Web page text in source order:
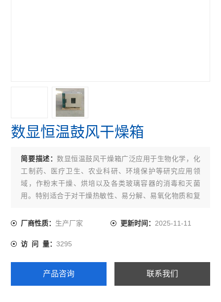
数显恒温鼓风干燥箱
简要描述：数显恒温鼓风干燥箱广泛应用于生物化学，化
工制药、医疗卫生、农业科研、环境保护等研究应用领
域，作粉末干燥、烘培以及各类玻璃容器的消毒和灭菌
用。特别适合于对干燥热敏性、易分解、易氧化物质和复
加热器、温控仪、风机、风对流循环风道、进风风道、出
厂商性质： 生产厂家 更新时间： 2025-11-11
访 问 量：3295
产品咨询 联系我们